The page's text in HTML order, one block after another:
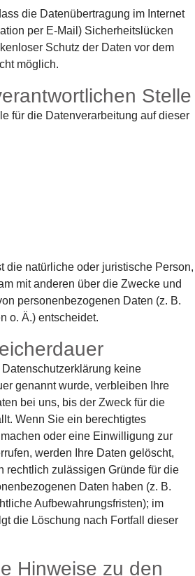
die Datenübertragung im Internet
per E-Mail) Sicherheitslücken
Schutz der Daten vor dem
möglich.
Stelle
für die Datenverarbeitung auf dieser
die natürliche oder juristische Person,
mit anderen über die Zwecke und
personenbezogenen Daten (z. B.
o. Ä.) entscheidet.
keine
genannt wurde, verbleiben Ihre
bei uns, bis der Zweck für die
Wenn Sie ein berechtigtes
oder eine Einwilligung zur
werden Ihre Daten gelöscht,
rechtlich zulässigen Gründe für die
Daten haben (z. B.
Aufbewahrungsfristen); im
die Löschung nach Fortfall dieser
Hinweise zu den